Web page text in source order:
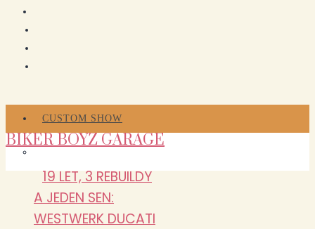
CUSTOM SHOW
19 LET, 3 REBUILDY
A JEDEN SEN:
WESTWERK DUCATI
BIKER BOYZ GARAGE